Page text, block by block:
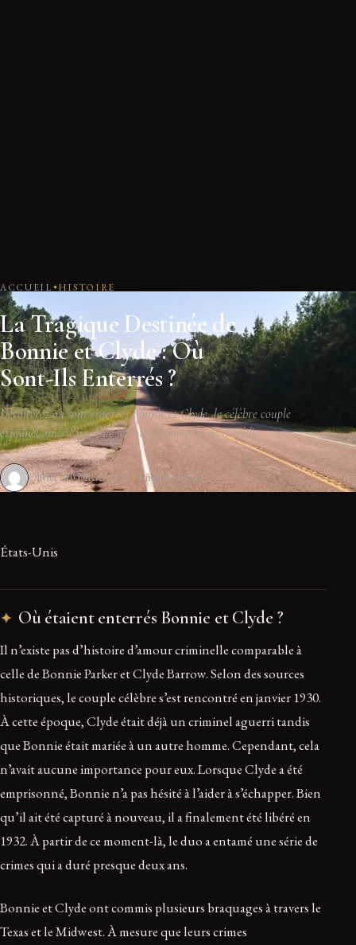
ACCUEIL HISTOIRE
La Tragique Destinée de
Bonnie et Clyde : Où
Sont-Ils Enterrés ?
Découvrez où sont enterrés Bonnie et Clyde, le célèbre couple
criminel américain. Une histoire d'amour et de tragédie.
Olivier 20 janvier 2022 3 min de lecture
États-Unis
Où étaient enterrés Bonnie et Clyde ?
Il n’existe pas d’histoire d’amour criminelle comparable à
celle de Bonnie Parker et Clyde Barrow. Selon des sources
historiques, le couple célèbre s’est rencontré en janvier 1930.
À cette époque, Clyde était déjà un criminel aguerri tandis
que Bonnie était mariée à un autre homme. Cependant, cela
n’avait aucune importance pour eux. Lorsque Clyde a été
emprisonné, Bonnie n’a pas hésité à l’aider à s’échapper. Bien
qu’il ait été capturé à nouveau, il a finalement été libéré en
1932. À partir de ce moment-là, le duo a entamé une série de
crimes qui a duré presque deux ans.
Bonnie et Clyde ont commis plusieurs braquages à travers le
Texas et le Midwest. À mesure que leurs crimes